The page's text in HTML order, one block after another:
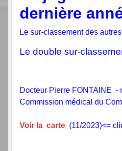
dernière
Le sur-classement des
Le double sur-
Docteur Pierre FONTAINE -
Commission médical du
Voir la carte (11/2023)<=